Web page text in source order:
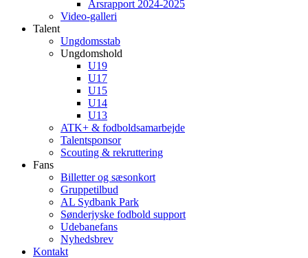
Årsrapport 2024-2025
Video-galleri
Talent
Ungdomsstab
Ungdomshold
U19
U17
U15
U14
U13
ATK+ & fodboldsamarbejde
Talentsponsor
Scouting & rekruttering
Fans
Billetter og sæsonkort
Gruppetilbud
AL Sydbank Park
Sønderjyske fodbold support
Udebanefans
Nyhedsbrev
Kontakt